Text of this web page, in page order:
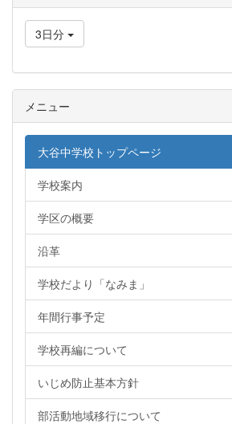
3日分
メニュー
大谷中学校トップページ
学校案内
学区の概要
沿革
学校だより「なみま」
年間行事予定
学校再編について
いじめ防止基本方針
部活動地域移行について